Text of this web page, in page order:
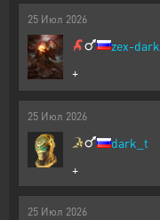
25 Июл 2026
zex-dark
+
25 Июл 2026
dark_t
+
25 Июл 2026